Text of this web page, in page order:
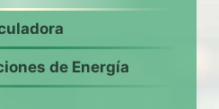
de Energía